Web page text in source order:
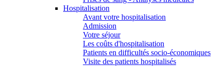
Hospitalisation
Avant votre hospitalisation
Admission
Votre séjour
Les coûts d'hospitalisation
Patients en difficultés socio-économiques
Visite des patients hospitalisés